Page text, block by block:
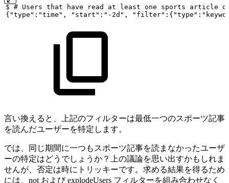
$ # Users that have read at least one sports article
{"type":"time",
"start":"-2d",
言い換えると、上記のフィルターは最低一つのスポーツ記事
を読んだユーザーを特定します。
では、同じ期間に一つもスポーツ記事を読まなかったユーザ
ーの特定はどうでしょうか？上の議論を思い出すかもしれま
せんが、否定は時にトリッキーです。求める結果を得るため
には、not および explodeUsers フィルターを組み合わせなく